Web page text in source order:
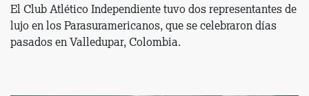
El Club Atlético Independiente tuvo dos representantes de
lujo en los Parasuramericanos, que se celebraron días
pasados en Valledupar, Colombia.